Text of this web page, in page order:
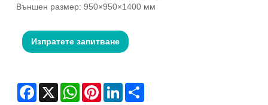
Външен размер: 950×950×1400 мм
Изпратете запитване
Facebook
X WhatsAppPinterestLinkedIn